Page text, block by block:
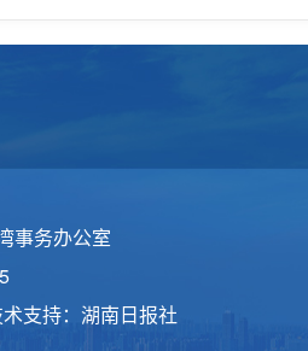
事务办公室
支持：湖南日报社